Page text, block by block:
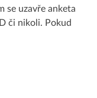
se uzavře anketa
či nikoli. Pokud